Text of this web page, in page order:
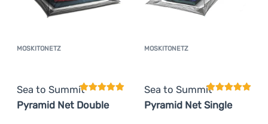
MOSKITONETZ
Sea to Summit
Pyramid Net Double
KundenbewertungMOSKITONETZ
Sea to Summit
Pyramid Net Single